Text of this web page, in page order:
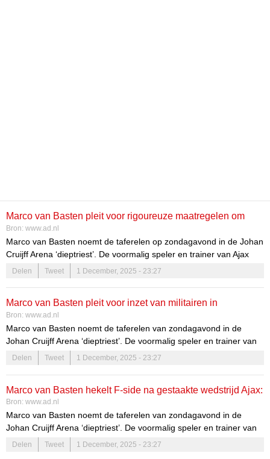
Marco van Basten pleit voor rigoureuze maatregelen om
supportersproblemen in te dammen: ‘Je hebt bijna militairen
nodig’
Bron: www.ad.nl
Marco van Basten noemt de taferelen op zondagavond in de Johan
Cruijff Arena ‘dieptriest’. De voormalig speler en trainer van Ajax
vindt dat er in te weinig wordt gedaan aan de problemen die
hooligans veroorzaken en pleit zelfs voor het inzetten van militairen
Delen Tweet 1 December, 2025 - 23:27
Marco van Basten pleit voor inzet van militairen in
voetbalstadions: ‘Hier zijn de supporters de baas’
Bron: www.ad.nl
Marco van Basten noemt de taferelen van zondagavond in de
Johan Cruijff Arena ‘dieptriest’. De voormalig speler en trainer van
Ajax vindt dat er te weinig wordt gedaan aan de problemen die
hooligans veroorzaken en pleit zelfs voor het inzetten van militairen
Delen Tweet 1 December, 2025 - 23:27
Marco van Basten hekelt F-side na gestaakte wedstrijd Ajax:
‘Is dit wat Johan Cruijff van de Arena verwacht?’
Bron: www.ad.nl
Marco van Basten noemt de taferelen van zondagavond in de
Johan Cruijff Arena ‘dieptriest’. De voormalig speler en trainer van
Ajax vindt dat er te weinig wordt gedaan aan de problemen die
hooligans veroorzaken en pleit zelfs voor het inzetten van militairen
Delen Tweet 1 December, 2025 - 23:27